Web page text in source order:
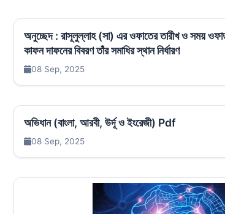
অনুচ্ছেদ : রাসূলুল্লাহ (সা) এর ওফাতের তারীখ ও সময়
কাফন দাফনের বিবরণ তাঁর সমাধির স্থান নির্ধারণ
08 Sep, 2025
অভিধান (বাংলা, আরবী, উর্দূ ও ইংরেজী) Pdf
08 Sep, 2025